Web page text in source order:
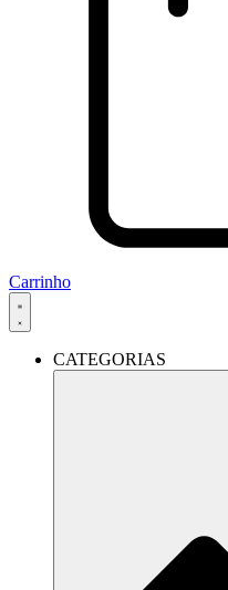
Carrinho
CATEGORIAS